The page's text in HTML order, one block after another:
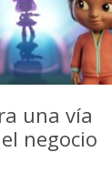
una vía
negocio